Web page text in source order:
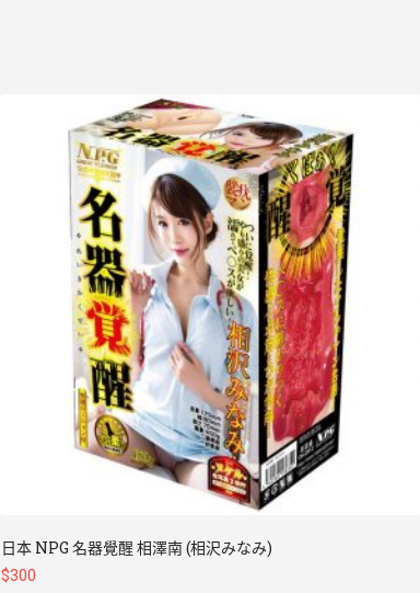
日本 NPG 名器覺醒 相澤南 (相沢みなみ)
$300